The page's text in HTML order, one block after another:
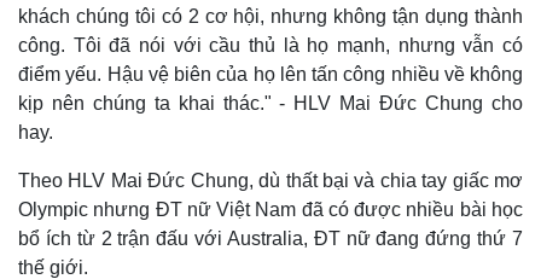
Thế giới
khách chúng tôi có 2 cơ hội, nhưng không tận dụng thành
công. Tôi đã nói với cầu thủ là họ mạnh, nhưng vẫn có
điểm yếu. Hậu vệ biên của họ lên tấn công nhiều về không
kịp nên chúng ta khai thác." - HLV Mai Đức Chung cho
hay.
Theo HLV Mai Đức Chung, dù thất bại và chia tay giấc mơ
Olympic nhưng ĐT nữ Việt Nam đã có được nhiều bài học
bổ ích từ 2 trận đấu với Australia, ĐT nữ đang đứng thứ 7
thế giới.